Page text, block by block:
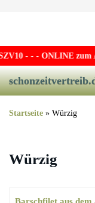
- - - ONLINE zum
Startseite » Würzig
Würzig